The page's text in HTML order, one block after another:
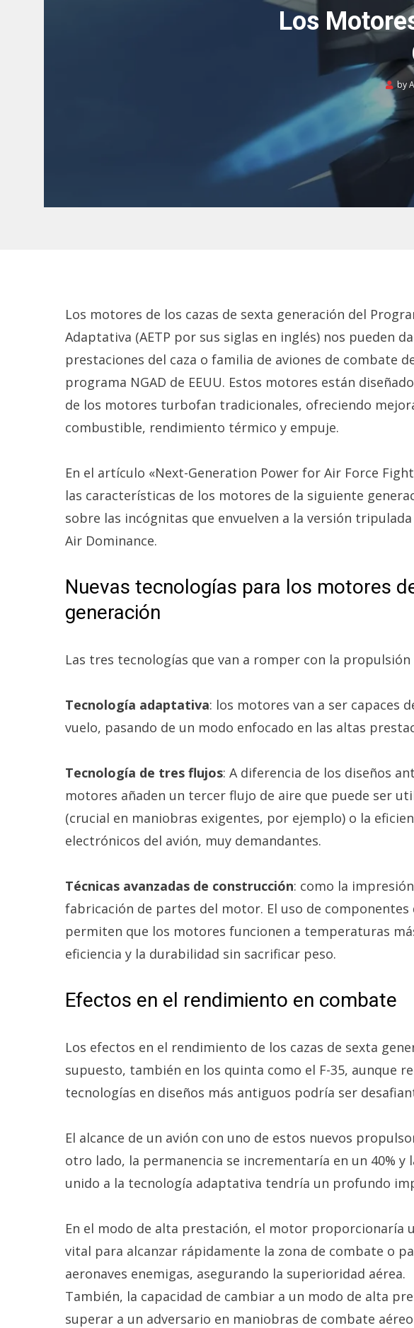
Los
by
Los motores de los cazas de sexta generación del
Adaptativa (AETP por sus siglas en inglés) nos pueden
prestaciones del caza o familia de aviones de combate
programa NGAD de EEUU. Estos motores están
de los motores turbofan tradicionales, ofreciendo
combustible, rendimiento térmico y empuje.
En el artículo «Next-Generation Power for Air Force
las características de los motores de la siguiente
sobre las incógnitas que envuelven a la versión
Air Dominance.
Nuevas tecnologías para los motores
generación
Las tres tecnologías que van a romper con la propulsión
Tecnología adaptativa: los motores van a ser capaces
vuelo, pasando de un modo enfocado en las altas
Tecnología de tres flujos: A diferencia de los diseños
motores añaden un tercer flujo de aire que puede ser
(crucial en maniobras exigentes, por ejemplo) o la
electrónicos del avión, muy demandantes.
Técnicas avanzadas de construcción: como la
fabricación de partes del motor. El uso de componentes
permiten que los motores funcionen a temperaturas
eficiencia y la durabilidad sin sacrificar peso.
Efectos en el rendimiento en combate
Los efectos en el rendimiento de los cazas de sexta
supuesto, también en los quinta como el F-35, aunque
tecnologías en diseños más antiguos podría ser
El alcance de un avión con uno de estos nuevos
otro lado, la permanencia se incrementaría en un 40% y
unido a la tecnología adaptativa tendría un profundo
En el modo de alta prestación, el motor proporcionaría
vital para alcanzar rápidamente la zona de combate o
aeronaves enemigas, asegurando la superioridad aérea.
También, la capacidad de cambiar a un modo de alta
superar a un adversario en maniobras de combate